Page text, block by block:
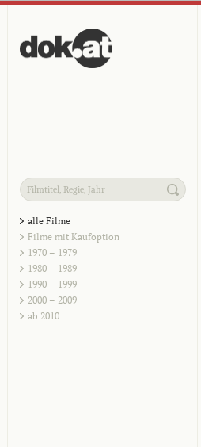
alle Filme
Filme mit Kaufoption
1970 – 1979
1980 – 1989
1990 – 1999
2000 – 2009
ab 2010